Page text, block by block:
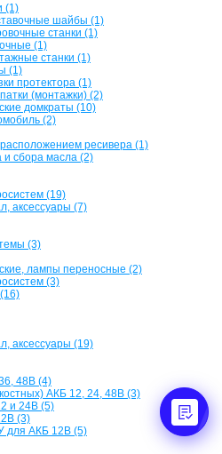
(1)
шайбы (1)
станки (1)
(1)
станки (1)
(1)
протектора (1)
(монтажки) (2)
домкраты (10)
(2)
ресивера (1)
сбора масла (2)
(19)
аксессуары (7)
(3)
лампы переносные (2)
(3)
аксессуары (19)
48В (4)
АКБ 12, 24, 48В (3)
и 24В (5)
(3)
для АКБ 12В (5)